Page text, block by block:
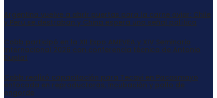
Argentina vuelve a abrir puertas para la carne aviar: Chile
y Perú se destraban y China espera una señal política
Cobb participó en la XII Expo AMEVEA y XIV Seminario
Internacional 2026 con conferencia técnica de Antonio
Duplat
Cobb realizó capacitación para Tecavi en Pacasmayo
enfocada en reproductoras, incubación y pollo de
engorde